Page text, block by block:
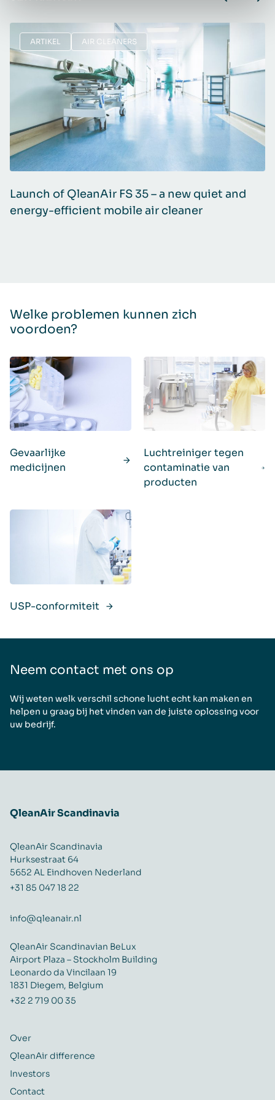
ARTIKEL AIR CLEANERS
Launch of QleanAir FS 35 – a new quiet and
energy-efficient mobile air cleaner
Welke problemen kunnen zich
voordoen?
Gevaarlijke
medicijnen
Luchtreiniger tegen
contaminatie van
producten
USP-conformiteit
Neem contact met ons op
Wij weten welk verschil schone lucht echt kan maken en
helpen u graag bij het vinden van de juiste oplossing voor
uw bedrijf.
QleanAir Scandinavia
QleanAir Scandinavia
Hurksestraat 64
5652 AL Eindhoven Nederland
+31 85 047 18 22
info@qleanair.nl
QleanAir Scandinavian BeLux
Airport Plaza – Stockholm Building
Leonardo da Vincilaan 19
1831 Diegem, Belgium
+32 2 719 00 35
Over
QleanAir difference
Investors
Contact